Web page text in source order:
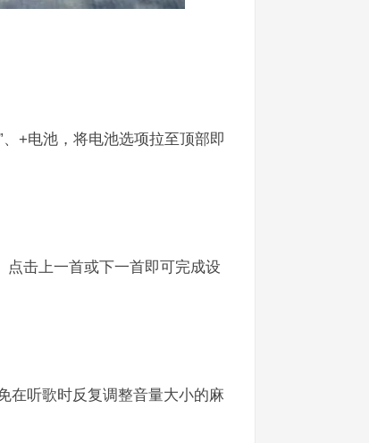
+电池，将电池选项拉至顶部即
点击上一首或下一首即可完成设
在听歌时反复调整音量大小的麻